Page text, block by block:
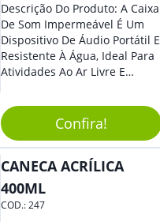
Descrição Do Produto: A Caixa
De Som Impermeável É Um
Dispositivo De Áudio Portátil E
Resistente À Água, Ideal Para
Atividades Ao Ar Livre E
Design Compacto E Durável,
Essa Caixa De Som Reproduz
Um Som Claro E Potente,
Proporcionando Uma
Experiência Musical De Alta
Qualidade Em Qualquer
Lugar. Benefícios: Além De
Ser Resistente À Água, A Caixa
Confira!
CANECA ACRÍLICA
400ML
COD.:247